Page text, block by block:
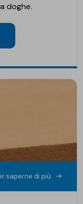
doghe.
saperne di più